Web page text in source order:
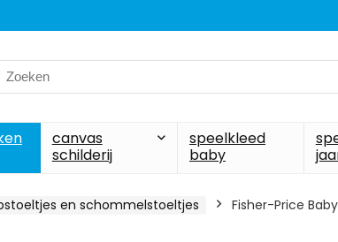
Search
canvas
schilderij
speelkleed
baby
en schommelstoeltjes Fisher-Price